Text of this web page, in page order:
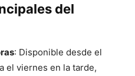
del
: Disponible desde el
el viernes en la tarde,